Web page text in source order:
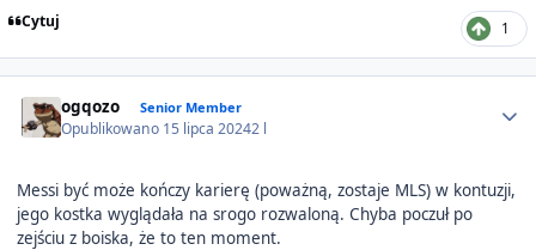
Cytuj 1
ogqozo Senior Member
Opublikowano 15 lipca 20242 l
Messi być może kończy karierę (poważną, zostaje MLS) w kontuzji,
jego kostka wyglądała na srogo rozwaloną. Chyba poczuł po
zejściu z boiska, że to ten moment.